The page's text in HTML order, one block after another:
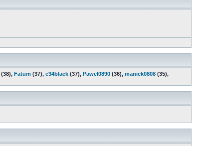
(38), Fatum (37), e34black (37), Pawel0890 (36), maniek0808 (35),